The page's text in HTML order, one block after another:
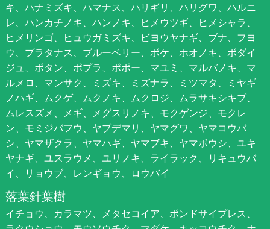
キ、ハナミズキ、ハマナス、ハリギリ、ハリグワ、ハルニ
レ、ハンカチノキ、ハンノキ、ヒメウツギ、ヒメシャラ、
ヒメリンゴ、ヒュウガミズキ、ビヨウヤナギ、ブナ、フヨ
ウ、プラタナス、ブルーベリー、ボケ、ホオノキ、ボダイ
ジュ、ボタン、ポプラ、ポポー、マユミ、マルバノキ、マ
ルメロ、マンサク、ミズキ、ミズナラ、ミツマタ、ミヤギ
ノハギ、ムクゲ、ムクノキ、ムクロジ、ムラサキシキブ、
ムレスズメ、メギ、メグスリノキ、モクゲンジ、モクレ
ン、モミジバフウ、ヤブデマリ、ヤマグワ、ヤマコウバ
シ、ヤマザクラ、ヤマハギ、ヤマブキ、ヤマボウシ、ユキ
ヤナギ、ユスラウメ、ユリノキ、ライラック、リキュウバ
イ、リョウブ、レンギョウ、ロウバイ
落葉針葉樹
イチョウ、カラマツ、メタセコイア、ポンドサイプレス、